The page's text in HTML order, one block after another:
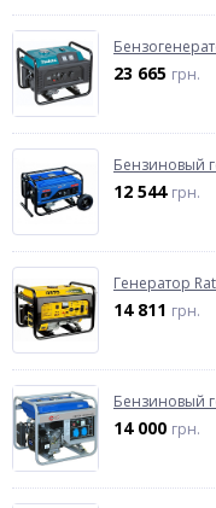
23 665 грн.
Бензиновый
12 544 грн.
Генератор
14 811 грн.
Бензиновый
14 000 грн.